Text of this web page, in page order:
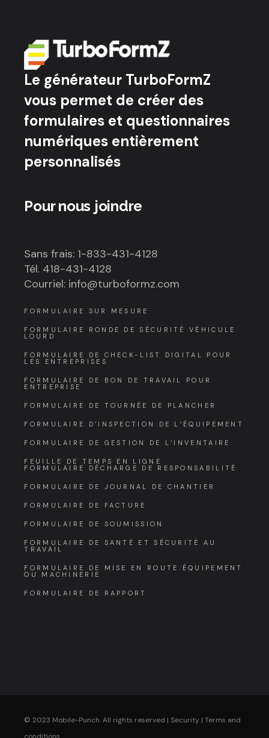
Le générateur TurboFormZ
vous permet de créer des
formulaires et questionnaires
numériques entièrement
personnalisés
Pour nous joindre
Sans frais: 1-833-431-4128
Tél. 418-431-4128
Courriel: info@turboformz.com
FORMULAIRE SUR MESURE
FORMULAIRE RONDE DE SÉCURITÉ VÉHICULE
LOURD
FORMULAIRE DE CHECK-LIST DIGITAL POUR
LES ENTREPRISES
FORMULAIRE DE BON DE TRAVAIL POUR
ENTREPRISE
FORMULAIRE DE TOURNÉE DE PLANCHER
FORMULAIRE D’INSPECTION DE L’ÉQUIPEMENT
FORMULAIRE DE GESTION DE L’INVENTAIRE
FEUILLE DE TEMPS EN LIGNE
FORMULAIRE DÉCHARGE DE RESPONSABILITÉ
FORMULAIRE DE JOURNAL DE CHANTIER
FORMULAIRE DE FACTURE
FORMULAIRE DE SOUMISSION
FORMULAIRE DE SANTÉ ET SÉCURITÉ AU
TRAVAIL
FORMULAIRE DE MISE EN ROUTE ÉQUIPEMENT
OU MACHINERIE
FORMULAIRE DE RAPPORT
© 2023 Mobile-Punch. All rights reserved |Security |Terms and
conditions